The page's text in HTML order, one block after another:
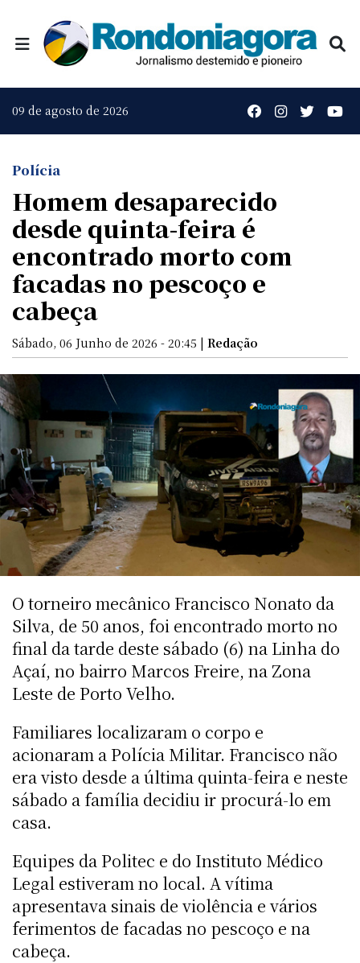
09 de agosto de 2026
Polícia
Homem desaparecido
desde quinta-feira é
encontrado morto com
facadas no pescoço e
cabeça
Sábado, 06 Junho de 2026 - 20:45 | Redação
O torneiro mecânico Francisco Nonato da
Silva, de 50 anos, foi encontrado morto no
final da tarde deste sábado (6) na Linha do
Açaí, no bairro Marcos Freire, na Zona
Leste de Porto Velho.
Familiares localizaram o corpo e
acionaram a Polícia Militar. Francisco não
era visto desde a última quinta-feira e neste
sábado a família decidiu ir procurá-lo em
casa.
Equipes da Politec e do Instituto Médico
Legal estiveram no local. A vítima
apresentava sinais de violência e vários
ferimentos de facadas no pescoço e na
cabeça.